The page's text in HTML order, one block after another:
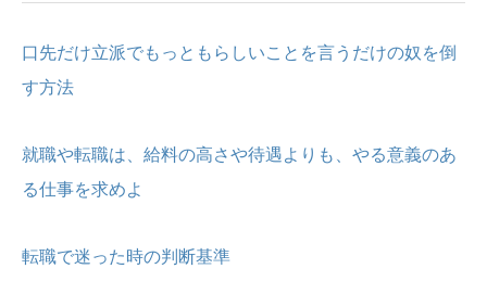
口先だけ立派でもっともらしいことを言うだけの奴を倒
す方法
就職や転職は、給料の高さや待遇よりも、やる意義のあ
る仕事を求めよ
転職で迷った時の判断基準